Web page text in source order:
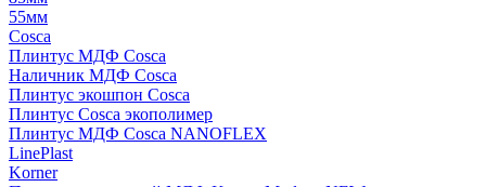
55мм
Cosca
Плинтус МДФ Cosca
Наличник МДФ Cosca
Плинтус экошпон Cosca
Плинтус Cosca экополимер
Плинтус МДФ Cosca NANOFLEX
LinePlast
Korner